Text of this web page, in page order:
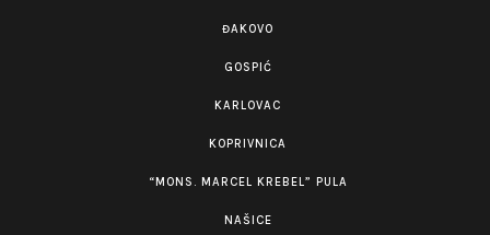
ĐAKOVO
GOSPIĆ
KARLOVAC
KOPRIVNICA
“MONS. MARCEL KREBEL” PULA
NAŠICE